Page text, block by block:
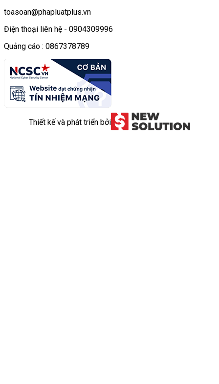
toasoan@phapluatplus.vn
Điện thoại liên hệ - 0904309996
Quảng cáo : 0867378789
Thiết kế và phát triển bởi